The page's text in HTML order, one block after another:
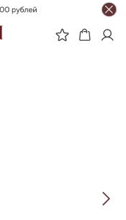
НОВИНКА